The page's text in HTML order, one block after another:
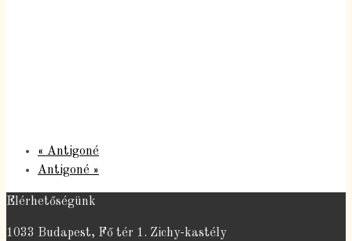
« Antigoné
Antigoné »
Elérhetőségünk
1033 Budapest, Fő tér 1. Zichy-kastély